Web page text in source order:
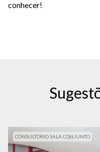
conhecer!
CONSULTORIO SALA CONJUNTO